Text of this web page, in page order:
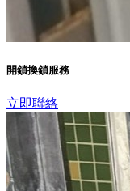
開鎖換鎖服務
立即聯絡